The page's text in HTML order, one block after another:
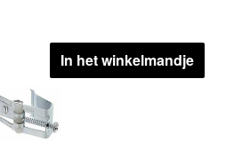
In het winkelmandje